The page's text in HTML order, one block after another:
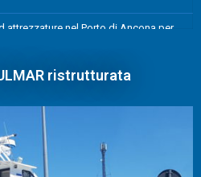
attrezzature nel Porto di Ancona per
ristrutturata